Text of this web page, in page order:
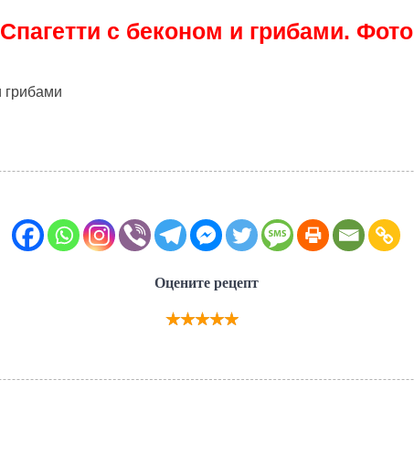
Спагетти с беконом и грибами. Фото
Оцените рецепт